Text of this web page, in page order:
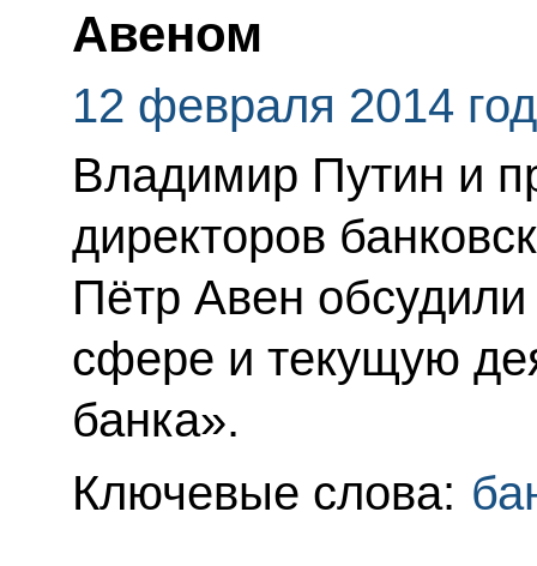
Авеном
12 февраля 2014
Владимир Путин и
директоров
Пётр Авен
сфере и текущую
банка».
Ключевые слова: